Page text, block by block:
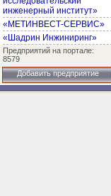
инженерный институт»
«МЕТИНВЕСТ-СЕРВИС»
«Шадрин Инжиниринг»
Предприятий на портале:
8579
Добавить предприятие